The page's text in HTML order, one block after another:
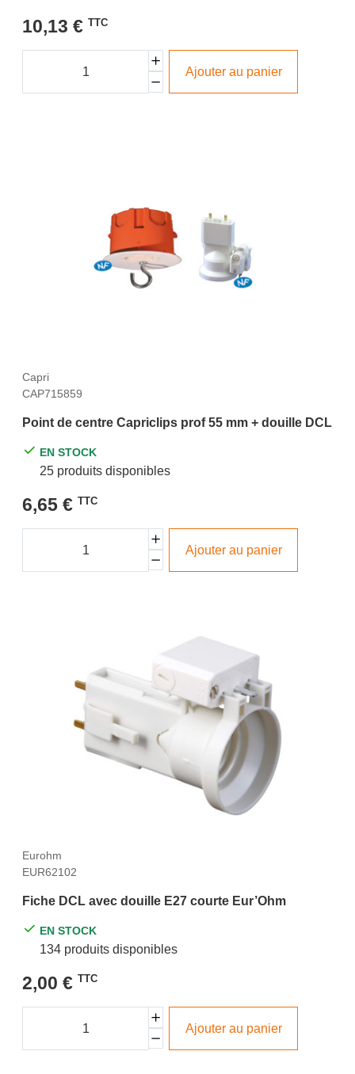
10,13 € TTC
Ajouter au panier
Capri
CAP715859
Point de centre Capriclips prof 55 mm + douille DCL
EN STOCK
25 produits disponibles
6,65 € TTC
Ajouter au panier
Eurohm
EUR62102
Fiche DCL avec douille E27 courte Eur’Ohm
EN STOCK
134 produits disponibles
2,00 € TTC
Ajouter au panier